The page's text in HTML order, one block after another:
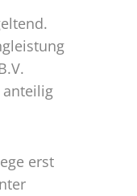
anteilig
erst